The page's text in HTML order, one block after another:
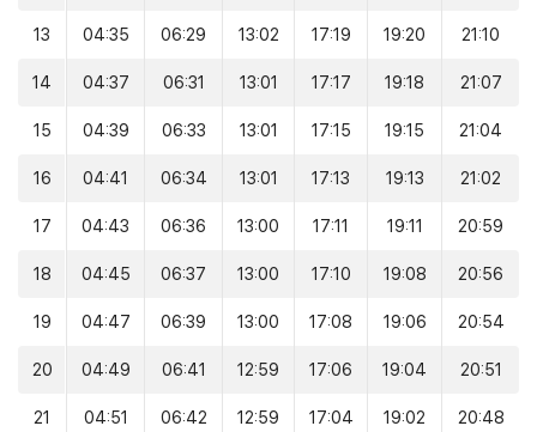
13 04:35 06:29 13:02 17:19 19:20 21:10
14 04:37 06:31 13:01 17:17 19:18 21:07
15 04:39 06:33 13:01 17:15 19:15 21:04
16 04:41 06:34 13:01 17:13 19:13 21:02
17 04:43 06:36 13:00 17:11 19:11 20:59
18 04:45 06:37 13:00 17:10 19:08 20:56
19 04:47 06:39 13:00 17:08 19:06 20:54
20 04:49 06:41 12:59 17:06 19:04 20:51
21 04:51 06:42 12:59 17:04 19:02 20:48